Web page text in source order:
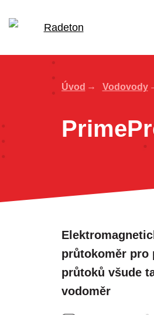
Úvod Vodovody
průtokoměr pro
průtoků všude
vodoměr